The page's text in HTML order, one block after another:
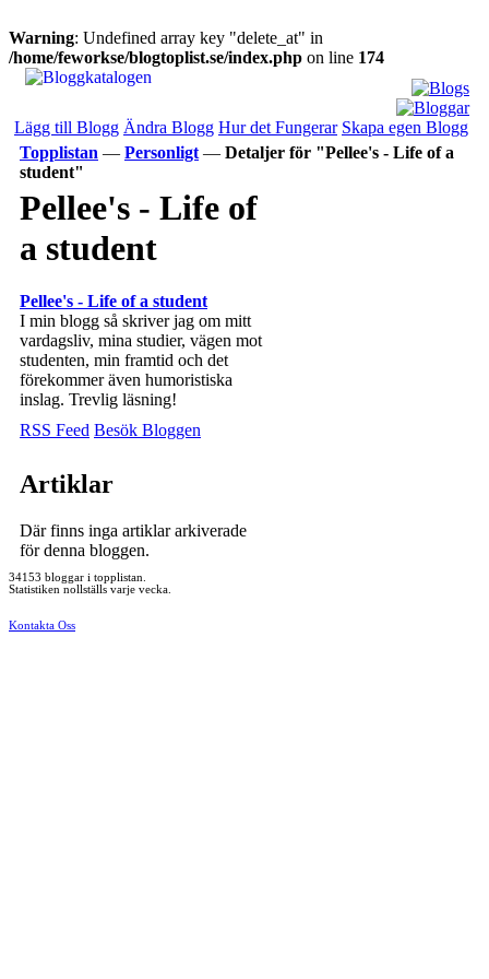
Warning: Undefined array key "delete_at" in
/home/feworkse/blogtoplist.se/index.php on line 174
Lägg till Blogg Ändra Blogg Hur det Fungerar Skapa egen Blogg
Topplistan — Personligt — Detaljer för "Pellee's - Life of a
student"
Pellee's - Life of
a student
Pellee's - Life of a student
I min blogg så skriver jag om mitt
vardagsliv, mina studier, vägen mot
studenten, min framtid och det
förekommer även humoristiska
inslag. Trevlig läsning!
RSS Feed Besök Bloggen
Artiklar
Där finns inga artiklar arkiverade
för denna bloggen.
34153 bloggar i topplistan.
Statistiken nollställs varje vecka.
Kontakta Oss